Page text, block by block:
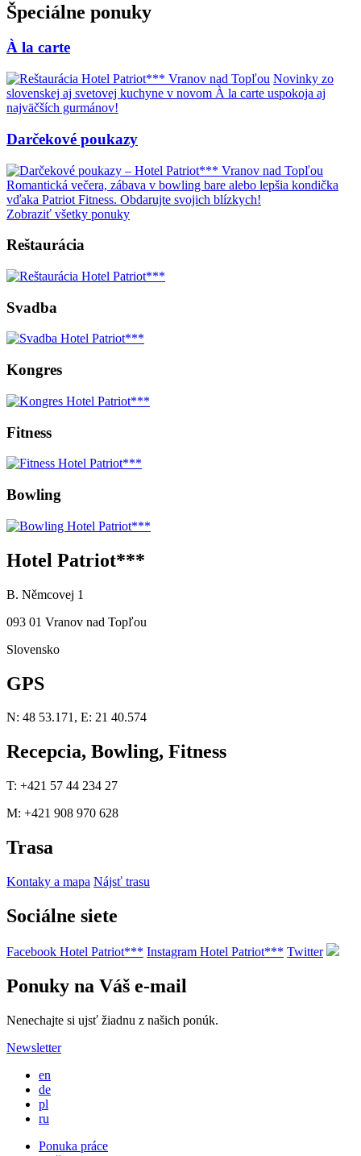
Špeciálne ponuky
À la carte
Novinky zo
slovenskej aj svetovej kuchyne v novom À la carte uspokoja aj
najväčších gurmánov!
Darčekové poukazy
Romantická večera, zábava v bowling bare alebo lepšia kondička
vďaka Patriot Fitness. Obdarujte svojich blízkych!
Zobraziť všetky ponuky
Reštaurácia
Svadba
Kongres
Fitness
Bowling
Hotel Patriot***
B. Němcovej 1
093 01 Vranov nad Topľou
Slovensko
GPS
N: 48 53.171, E: 21 40.574
Recepcia, Bowling, Fitness
T: +421 57 44 234 27
M: +421 908 970 628
Trasa
Kontaky a mapa Nájsť trasu
Sociálne siete
Facebook Hotel Patriot*** Instagram Hotel Patriot*** Twitter
Ponuky na Váš e-mail
Nenechajte si ujsť žiadnu z našich ponúk.
Newsletter
en
de
pl
ru
Ponuka práce